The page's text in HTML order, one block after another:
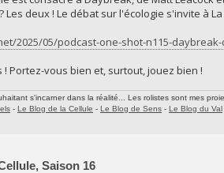
Les deux ! Le débat sur l'écologie s'invite à La
2025/05/podcast-one-shot-n115-
Portez-vous bien et, surtout, jouez bien !
s'incarner dans la réalité... Les rolistes sont mes
- Le Blog de la Cellule - Le Blog de Sens - Le Blog du Val
Saison 16